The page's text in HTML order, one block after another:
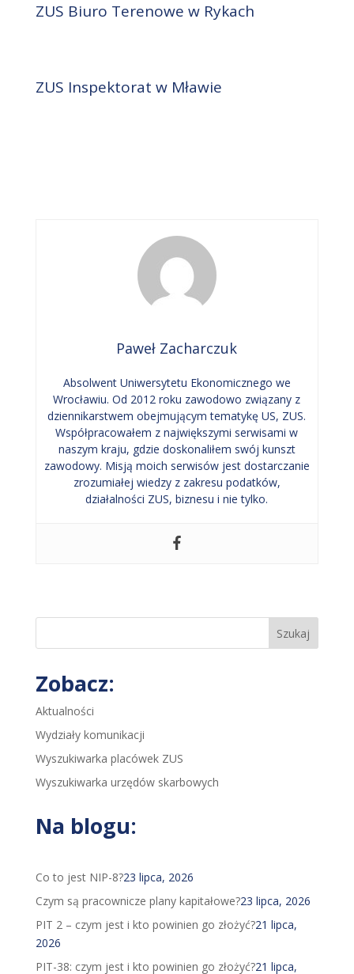
ZUS Biuro Terenowe w Rykach
ZUS Inspektorat w Mławie
Paweł Zacharczuk
Absolwent Uniwersytetu Ekonomicznego we
Wrocławiu. Od 2012 roku zawodowo związany z
dziennikarstwem obejmującym tematykę US, ZUS.
Współpracowałem z największymi serwisami w
naszym kraju, gdzie doskonaliłem swój kunszt
zawodowy. Misją moich serwisów jest dostarczanie
zrozumiałej wiedzy z zakresu podatków,
działalności ZUS, biznesu i nie tylko.
Szukaj
Zobacz:
Aktualności
Wydziały komunikacji
Wyszukiwarka placówek ZUS
Wyszukiwarka urzędów skarbowych
Na blogu:
Co to jest NIP-8?23 lipca, 2026
Czym są pracownicze plany kapitałowe?23 lipca, 2026
PIT 2 – czym jest i kto powinien go złożyć?21 lipca,
2026
PIT-38: czym jest i kto powinien go złożyć?21 lipca,